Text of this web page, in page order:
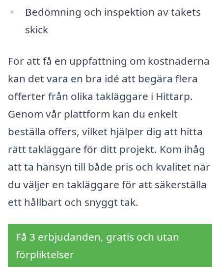
Bedömning och inspektion av takets
skick
För att få en uppfattning om kostnaderna
kan det vara en bra idé att begära flera
offerter från olika takläggare i Hittarp.
Genom vår plattform kan du enkelt
beställa offers, vilket hjälper dig att hitta
rätt takläggare för ditt projekt. Kom ihåg
att ta hänsyn till både pris och kvalitet när
du väljer en takläggare för att säkerställa
ett hållbart och snyggt tak.
Få 3 erbjudanden, gratis och utan
förpliktelser